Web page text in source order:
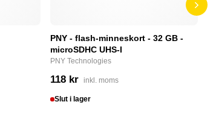
PNY - flash-minneskort - 32 GB -
microSDHC UHS-I
PNY Technologies
118 kr inkl. moms
Slut i lager